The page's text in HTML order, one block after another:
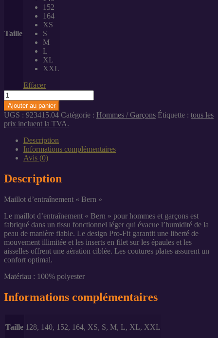
Taille
152
164
XS
S
M
L
XL
XXL
Effacer
quantité
de
Maillot
d'entraînement
"Bern"
hommes
garçons
avec
logo
Ajouter au panier
UGS : 923415.04 Catégorie : Hommes / Garçons Étiquette : tous les
prix incluent la TVA.
Description
Informations complémentaires
Avis (0)
Description
Maillot d’entraînement « Bern »
Le maillot d’entraînement « Bern » pour hommes et garçons est
fabriqué dans un tissu fonctionnel léger qui évacue l’humidité de la
peau de manière fiable. Le design Pro-Fit garantit une liberté de
mouvement illimitée et les inserts en filet sur les épaules et les
aisselles offrent une aération ciblée. Les coutures plates assurent un
confort optimal.
Matériau : 100% polyester
Informations complémentaires
Taille 128, 140, 152, 164, XS, S, M, L, XL, XXL